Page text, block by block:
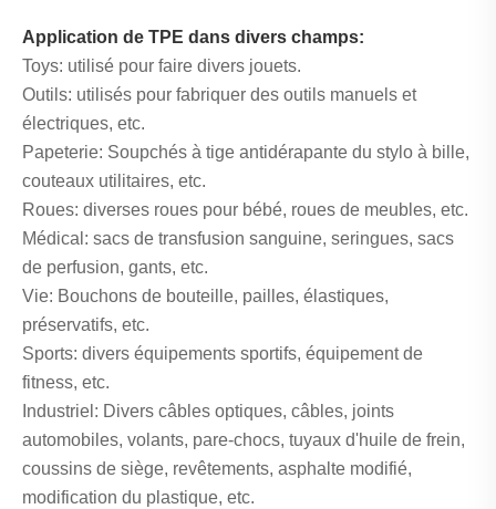
Application de TPE dans divers champs:
Toys: utilisé pour faire divers jouets.
Outils: utilisés pour fabriquer des outils manuels et
électriques, etc.
Papeterie: Soupchés à tige antidérapante du stylo à bille,
couteaux utilitaires, etc.
Roues: diverses roues pour bébé, roues de meubles, etc.
Médical: sacs de transfusion sanguine, seringues, sacs
de perfusion, gants, etc.
Vie: Bouchons de bouteille, pailles, élastiques,
préservatifs, etc.
Sports: divers équipements sportifs, équipement de
fitness, etc.
Industriel: Divers câbles optiques, câbles, joints
automobiles, volants, pare-chocs, tuyaux d'huile de frein,
coussins de siège, revêtements, asphalte modifié,
modification du plastique, etc.